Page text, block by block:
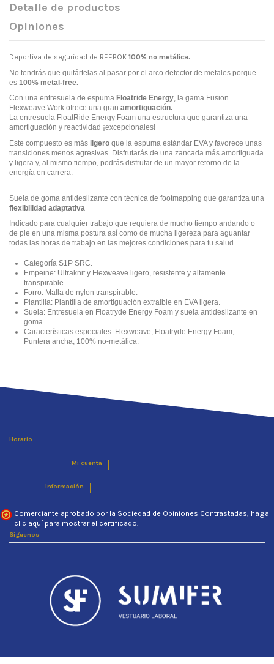
Detalle de productos
Opiniones
Deportiva de seguridad de REEBOK 100% no metálica.
No tendrás que quitártelas al pasar por el arco detector de metales porque
es 100% metal-free.
Con una entresuela de espuma Floatride Energy, la gama Fusion
Flexweave Work ofrece una gran amortiguación.
La entresuela FloatRide Energy Foam una estructura que garantiza una
amortiguación y reactividad ¡excepcionales!
Este compuesto es más ligero que la espuma estándar EVA y favorece unas
transiciones menos agresivas. Disfrutarás de una zancada más amortiguada
y ligera y, al mismo tiempo, podrás disfrutar de un mayor retorno de la
energía en carrera.
Suela de goma antideslizante con técnica de footmapping que garantiza una
flexibilidad adaptativa
Indicado para cualquier trabajo que requiera de mucho tiempo andando o
de pie en una misma postura así como de mucha ligereza para aguantar
todas las horas de trabajo en las mejores condiciones para tu salud.
Categoría S1P SRC.
Empeine: Ultraknit y Flexweave ligero, resistente y altamente
transpirable.
Forro: Malla de nylon transpirable.
Plantilla: Plantilla de amortiguación extraible en EVA ligera.
Suela: Entresuela en Floatryde Energy Foam y suela antideslizante en
goma.
Características especiales: Flexweave, Floatryde Energy Foam,
Puntera ancha, 100% no-metálica.
Horario
Mi cuenta
Información
Comerciante aprobado por la Sociedad de Opiniones Contrastadas, haga
clic aquí para mostrar el certificado.
Siguenos